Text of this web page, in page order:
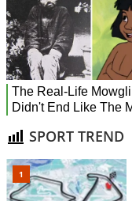
SPORT TREND